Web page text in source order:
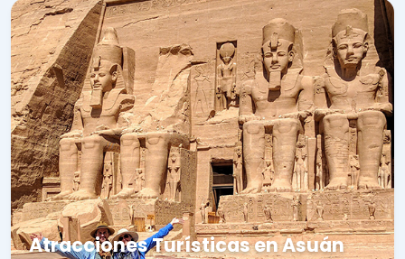
Atracciones Turísticas en Asuán